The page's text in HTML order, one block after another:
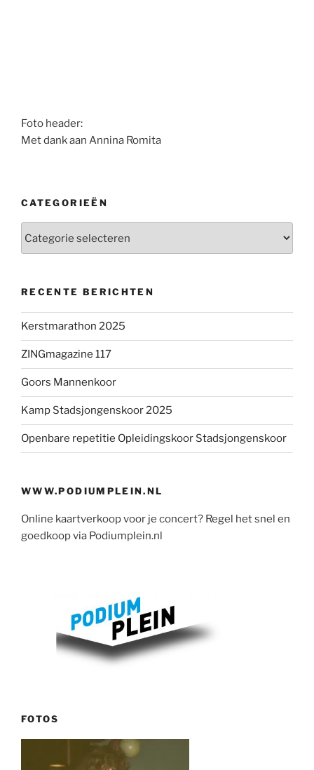
Foto header:
Met dank aan Annina Romita
CATEGORIEËN
RECENTE BERICHTEN
Kerstmarathon 2025
ZINGmagazine 117
Goors Mannenkoor
Kamp Stadsjongenskoor 2025
Openbare repetitie Opleidingskoor Stadsjongenskoor
WWW.PODIUMPLEIN.NL
Online kaartverkoop voor je concert? Regel het snel en
goedkoop via Podiumplein.nl
FOTOS